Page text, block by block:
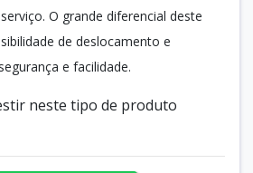
O grande diferencial deste
de deslocamento e
e facilidade.
neste tipo de produto